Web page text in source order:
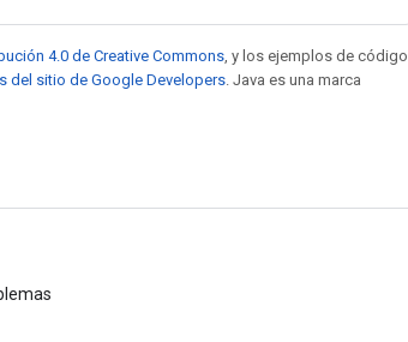
4.0 de Creative Commons , y los ejemplos de código
del sitio de Google Developers . Java es una marca